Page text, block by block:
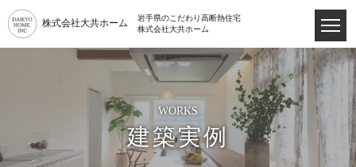
株式会社大共ホーム
岩手県のこだわり高断熱住宅
株式会社大共ホーム
建築実例
WORKS